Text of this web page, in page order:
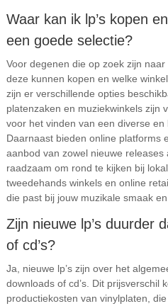
Waar kan ik lp’s kopen
een goede selectie?
Voor degenen die op zoek zijn
deze kunnen kopen en welke
zijn er verschillende opties
platenzaken en muziekwinkels zijn
voor het vinden van een diverse en
Daarnaast bieden online platforms
aanbod van zowel nieuwe releases
raadzaam om rond te kijken bij
tweedehands winkels en online
die past bij jouw muzikale smaak
Zijn nieuwe lp’s duurder
of cd’s?
Ja, nieuwe lp’s zijn over het
downloads of cd’s. Dit prijsverschil
productiekosten van vinylplaten,